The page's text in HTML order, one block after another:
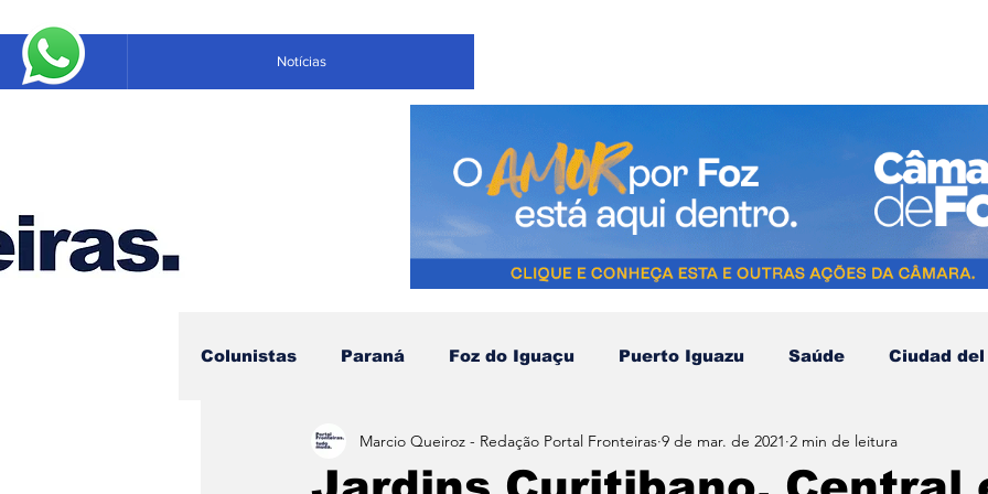
Notícias
Colunistas Paraná Foz do Iguaçu Puerto Iguazu Saúde Ciudad
Educação Negócios Compras no Paraguai Esporte Turismo
Marcio Queiroz - Redação Portal Fronteiras 9 de mar. de 2021 2 min de leitura